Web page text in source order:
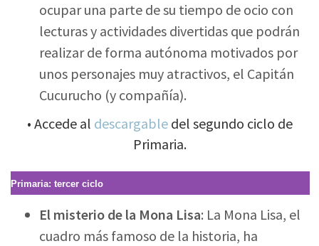
ocupar una parte de su tiempo de ocio con
lecturas y actividades divertidas que podrán
realizar de forma autónoma motivados por
unos personajes muy atractivos, el Capitán
Cucurucho (y compañía).
• Accede al descargabledel segundo ciclo de
Primaria.
Primaria: tercer ciclo
El misterio de la Mona Lisa: La Mona Lisa, el
cuadro más famoso de la historia, ha